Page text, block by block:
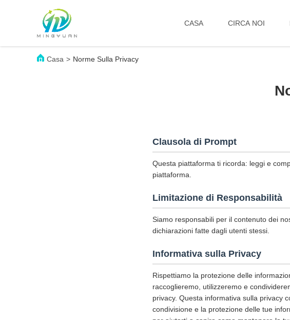
CASA CIRCA NOI
Casa > Norme Sulla Privacy
Clausola di Prompt
Questa piattaforma ti ricorda: leggi e
piattaforma.
Limitazione di Responsabilità
Siamo responsabili per il contenuto dei
dichiarazioni fatte dagli utenti stessi.
Informativa sulla Privacy
Rispettiamo la protezione delle
raccoglieremo, utilizzeremo e
privacy. Questa informativa sulla privacy
condivisione e la protezione delle tue